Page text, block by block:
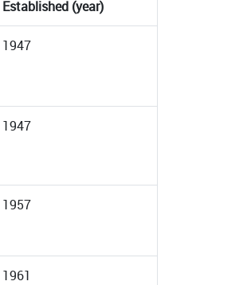
Established (year)
1947
1947
1957
1961